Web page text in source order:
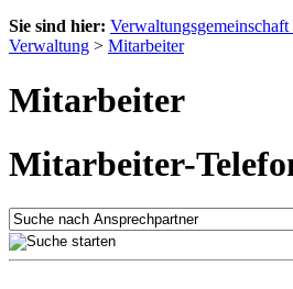
Sie sind hier:
Verwaltung > Mitarbeiter
Mitarbeiter
Mitarbeiter-